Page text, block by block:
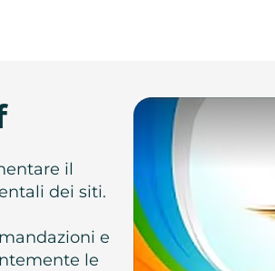
il
dei siti.
e
le